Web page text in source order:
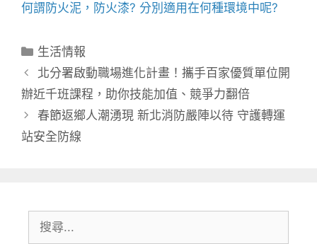
何謂 防火泥 ， 防火漆? 分別適用在何種環境中呢?
分
類
生活情報
北分署啟動職場進化計畫！攜手百家優質單位開
辦近千班課程，助你技能加值、競爭力翻倍
春節返鄉人潮湧現 新北消防嚴陣以待 守護轉運
站安全防線
尋: